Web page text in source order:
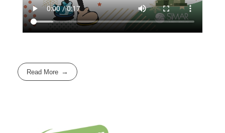
Read More